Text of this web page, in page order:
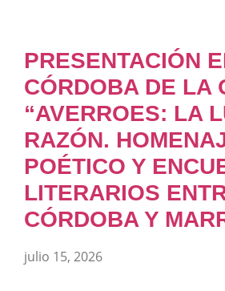
PRESENTACIÓN
CÓRDOBA DE LA
“AVERROES: LA
RAZÓN.
POÉTICO Y
LITERARIOS
CÓRDOBA Y
julio 15, 2026